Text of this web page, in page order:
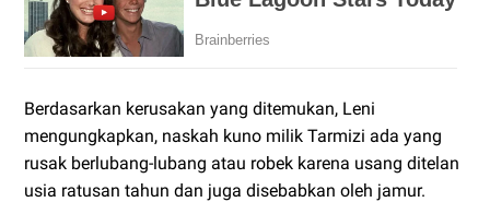
Berdasarkan kerusakan yang ditemukan, Leni
mengungkapkan, naskah kuno milik Tarmizi ada yang
rusak berlubang-lubang atau robek karena usang ditelan
usia ratusan tahun dan juga disebabkan oleh jamur.